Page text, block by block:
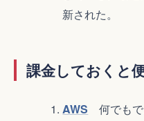
新された。
課金しておくと
AWS 何でも